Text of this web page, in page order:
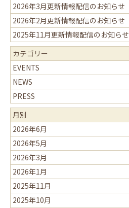
2026年3月更新情報配信のお知らせ
2026年2月更新情報配信のお知らせ
2025年11月更新情報配信のお知らせ
カテゴリー
EVENTS
NEWS
PRESS
月別
2026年6月
2026年5月
2026年3月
2026年1月
2025年11月
2025年10月